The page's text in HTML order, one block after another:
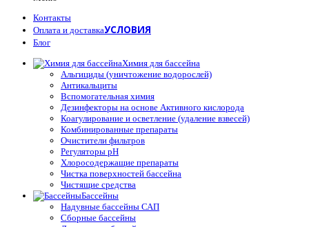
Контакты
Оплата и доставкаУСЛОВИЯ
Блог
Химия для бассейна
Альгициды (уничтожение водорослей)
Антикальциты
Вспомогательная химия
Дезинфекторы на основе Активного кислорода
Коагулирование и осветление (удаление взвесей)
Комбинированные препараты
Очистители фильтров
Регуляторы pH
Хлоросодержащие препараты
Чистка поверхностей бассейна
Чистящие средства
Бассейны
Надувные бассейны САП
Сборные бассейны